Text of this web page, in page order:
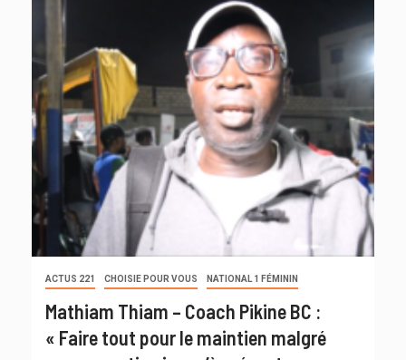
ACTUS 221 CHOISIE POUR VOUS NATIONAL 1 FÉMININ
Mathiam Thiam – Coach Pikine BC :
« Faire tout pour le maintien malgré